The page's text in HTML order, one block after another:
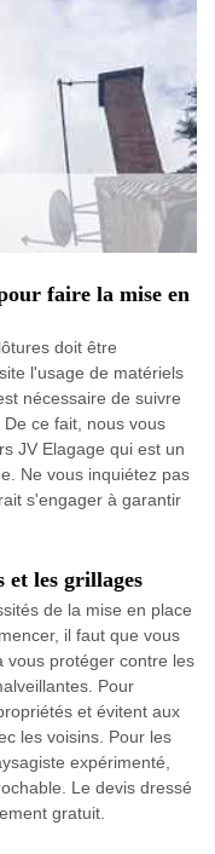
faire la mise en
doit être
l'usage de matériels
nécessaire de suivre
ce fait, nous vous
JV Elagage qui est un
Ne vous inquiétez pas
s'engager à garantir
et les grillages
de la mise en place
il faut que vous
vous protéger contre les
Pour
et évitent aux
les voisins. Pour les
expérimenté,
Le devis dressé
gratuit.